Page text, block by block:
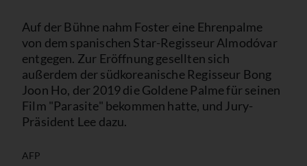
Auf der Bühne nahm Foster eine Ehrenpalme
von dem spanischen Star-Regisseur Almodóvar
entgegen. Zur Eröffnung gesellten sich
außerdem der südkoreanische Regisseur Bong
Joon Ho, der 2019 die Goldene Palme für seinen
Film "Parasite" bekommen hatte, und Jury-
Präsident Lee dazu.
AFP